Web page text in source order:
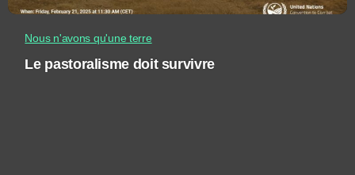
Nous n'avons qu'une terre
Le pastoralisme doit survivre